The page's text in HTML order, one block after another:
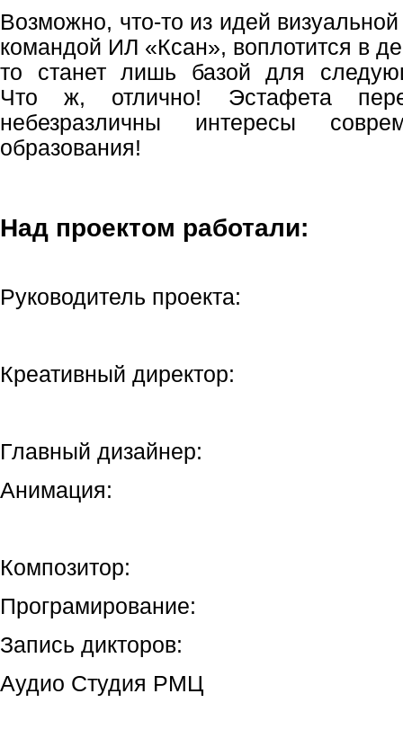
Возможно, что-то из идей
командой ИЛ «Ксан», воплотится в
то станет лишь базой для
Что ж, отлично! Эстафета
небезразличны интересы
образования!
Над проектом работали:
Руководитель проекта:
Креативный директор:
Главный дизайнер:
Анимация:
Композитор:
Програмирование:
Запись дикторов:
Аудио Студия РМЦ